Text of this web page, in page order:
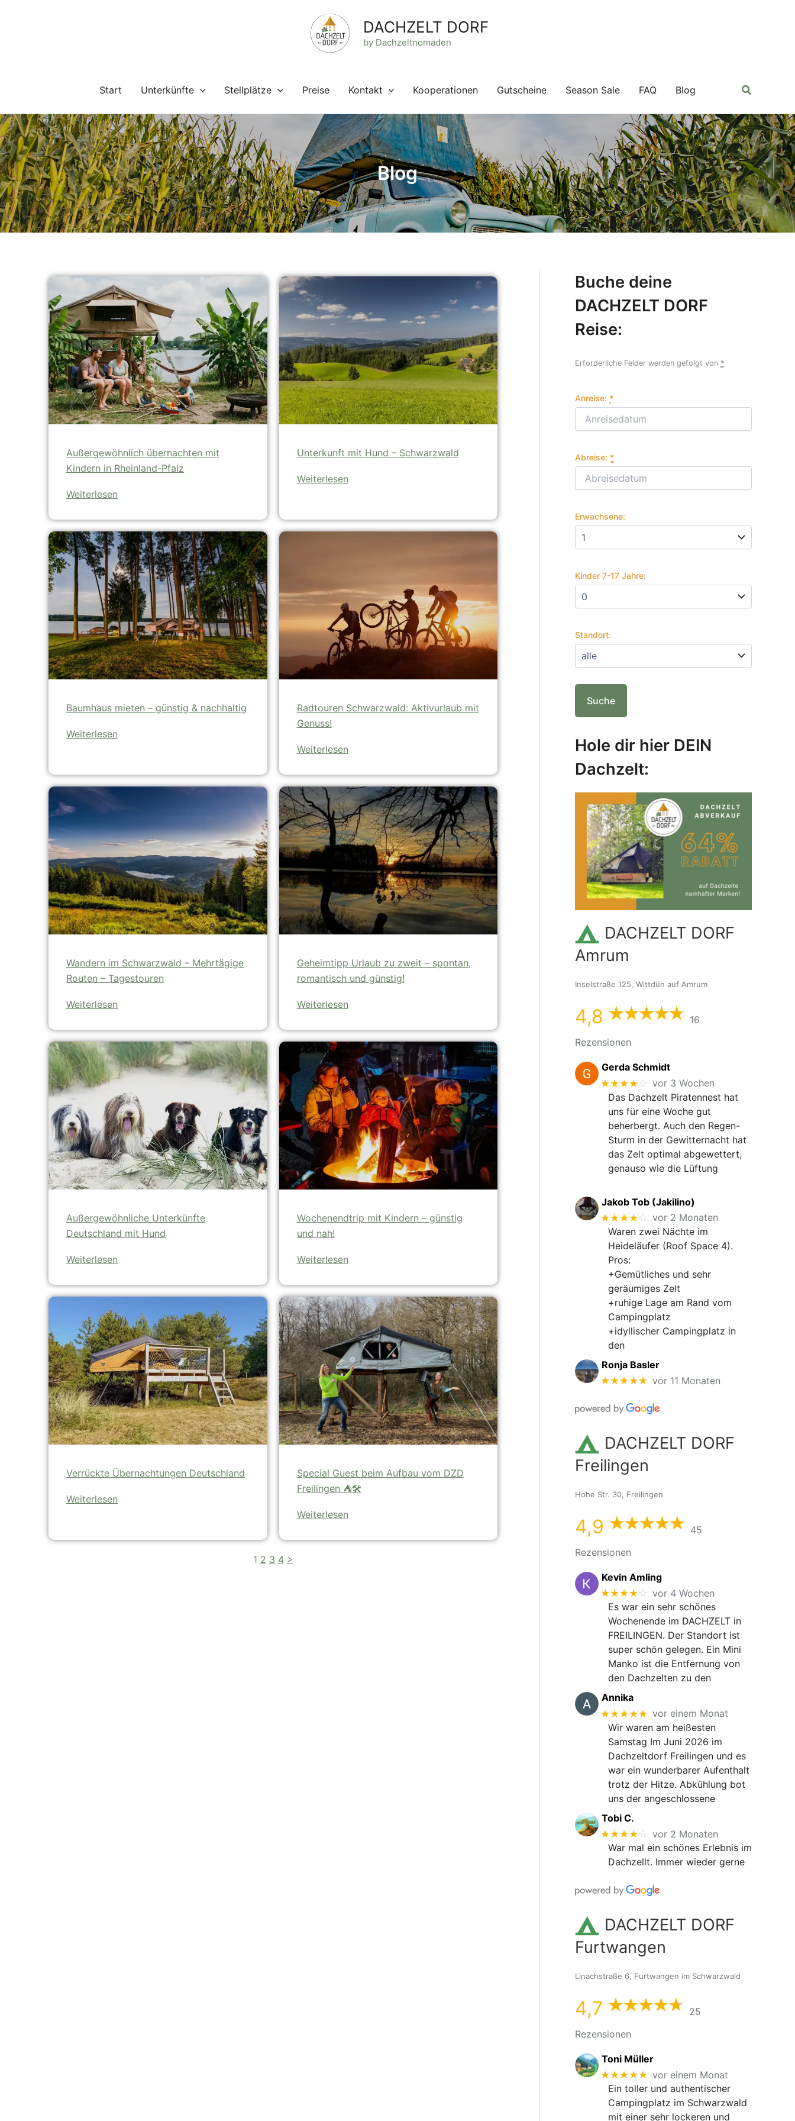
DACHZELT DORF
by Dachzeltnomaden
Start Unterkünfte Stellplätze Preise Kontakt Kooperationen Gutscheine Season Sale FAQ Blog Suchen
Blog
Außergewöhnlich übernachten mit
Kindern in Rheinland-Pfalz
Weiterlesen
Unterkunft mit Hund – Schwarzwald
Weiterlesen
Baumhaus mieten – günstig & nachhaltig
Weiterlesen
Radtouren Schwarzwald: Aktivurlaub mit
Genuss!
Weiterlesen
Wandern im Schwarzwald – Mehrtägige
Routen – Tagestouren
Weiterlesen
Geheimtipp Urlaub zu zweit – spontan,
romantisch und günstig!
Weiterlesen
Außergewöhnliche Unterkünfte
Deutschland mit Hund
Weiterlesen
Wochenendtrip mit Kindern – günstig
und nah!
Weiterlesen
Verrückte Übernachtungen Deutschland
Weiterlesen
Special Guest beim Aufbau vom DZD
Freilingen ⛺🛠️
Weiterlesen
Posts
navigation
1 2 3 4 >
Buche deine
DACHZELT DORF
Reise:
Erforderliche Felder werden gefolgt von *
Anreise: *
Abreise: *
Erwachsene:
Kinder 7-17 Jahre:
Standort:
Hole dir hier DEIN
Dachzelt:
DACHZELT DORF
Amrum
Inselstraße 125, Wittdün auf Amrum
4,8
16
Rezensionen
Gerda Schmidt
★★★★☆ vor 3 Wochen
Das Dachzelt Piratennest hat
uns für eine Woche gut
beherbergt. Auch den Regen-
Sturm in der Gewitternacht hat
das Zelt optimal abgewettert,
genauso wie die Lüftung
Jakob Tob (Jakilino)
★★★★☆ vor 2 Monaten
Waren zwei Nächte im
Heideläufer (Roof Space 4).
Pros:
+Gemütliches und sehr
geräumiges Zelt
+ruhige Lage am Rand vom
Campingplatz
+idyllischer Campingplatz in
den
Ronja Basler
★★★★★ vor 11 Monaten
DACHZELT DORF
Freilingen
Hohe Str. 30, Freilingen
4,9
45
Rezensionen
Kevin Amling
★★★★☆ vor 4 Wochen
Es war ein sehr schönes
Wochenende im DACHZELT in
FREILINGEN. Der Standort ist
super schön gelegen. Ein Mini
Manko ist die Entfernung von
den Dachzelten zu den
Annika
★★★★★ vor einem Monat
Wir waren am heißesten
Samstag Im Juni 2026 im
Dachzeltdorf Freilingen und es
war ein wunderbarer Aufenthalt
trotz der Hitze. Abkühlung bot
uns der angeschlossene
Tobi C.
★★★★☆ vor 2 Monaten
War mal ein schönes Erlebnis im
Dachzellt. Immer wieder gerne
DACHZELT DORF
Furtwangen
Linachstraße 6, Furtwangen im Schwarzwald
4,7
25
Rezensionen
Toni Müller
★★★★★ vor einem Monat
Ein toller und authentischer
Campingplatz im Schwarzwald
mit einer sehr lockeren und